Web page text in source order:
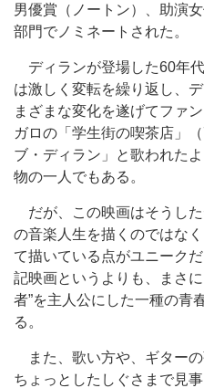
男優賞（ノートン）、助演
部門でノミネートされた。
ディランが登場した60年
は激しく変転を繰り返し、
まざまな変化を遂げてファ
ガロの「学生街の喫茶店」
ブ・ディラン」と歌われた
物の一人でもある。
だが、この映画はそうし
の音楽人生を描くのではな
て描いている点がユニーク
記映画というよりも、まさ
者”を主人公にした一種の青
る。
また、歌い方や、ギターの
ちょっとしたしぐさまで見